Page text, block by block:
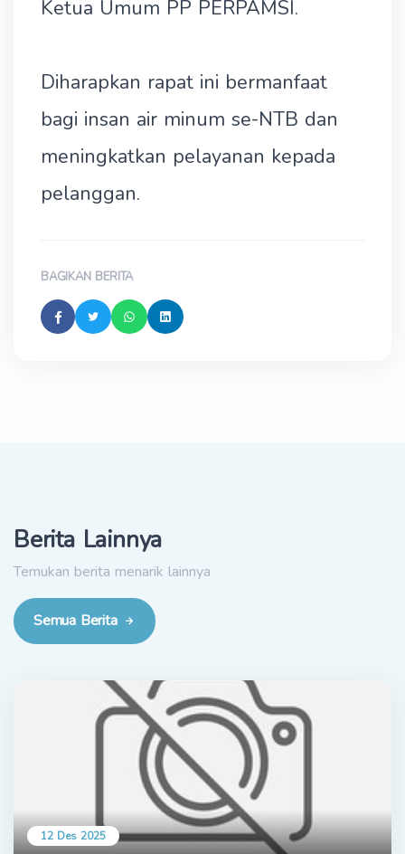
Ketua Umum PP PERPAMSI.
Diharapkan rapat ini bermanfaat
bagi insan air minum se-NTB dan
meningkatkan pelayanan kepada
pelanggan.
BAGIKAN BERITA
Berita Lainnya
Temukan berita menarik lainnya
Semua Berita
12 Des 2025